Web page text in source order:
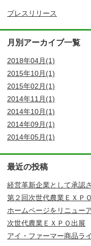
プレスリリース
月別アーカイブ一覧
2018年04月(1)
2015年10月(1)
2015年02月(1)
2014年11月(1)
2014年10月(1)
2014年09月(1)
2014年05月(1)
最近の投稿
経営革新企業として承認
第２回次世代農業ＥＸＰ
ホームページをリニュー
次世代農業ＥＸＰＯ出展
アイ・ファーマー商品ラ